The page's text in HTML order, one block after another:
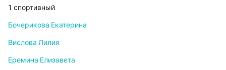
1 спортивный
Бочерикова Екатерина
Вислова Лилия
Еремина Елизавета